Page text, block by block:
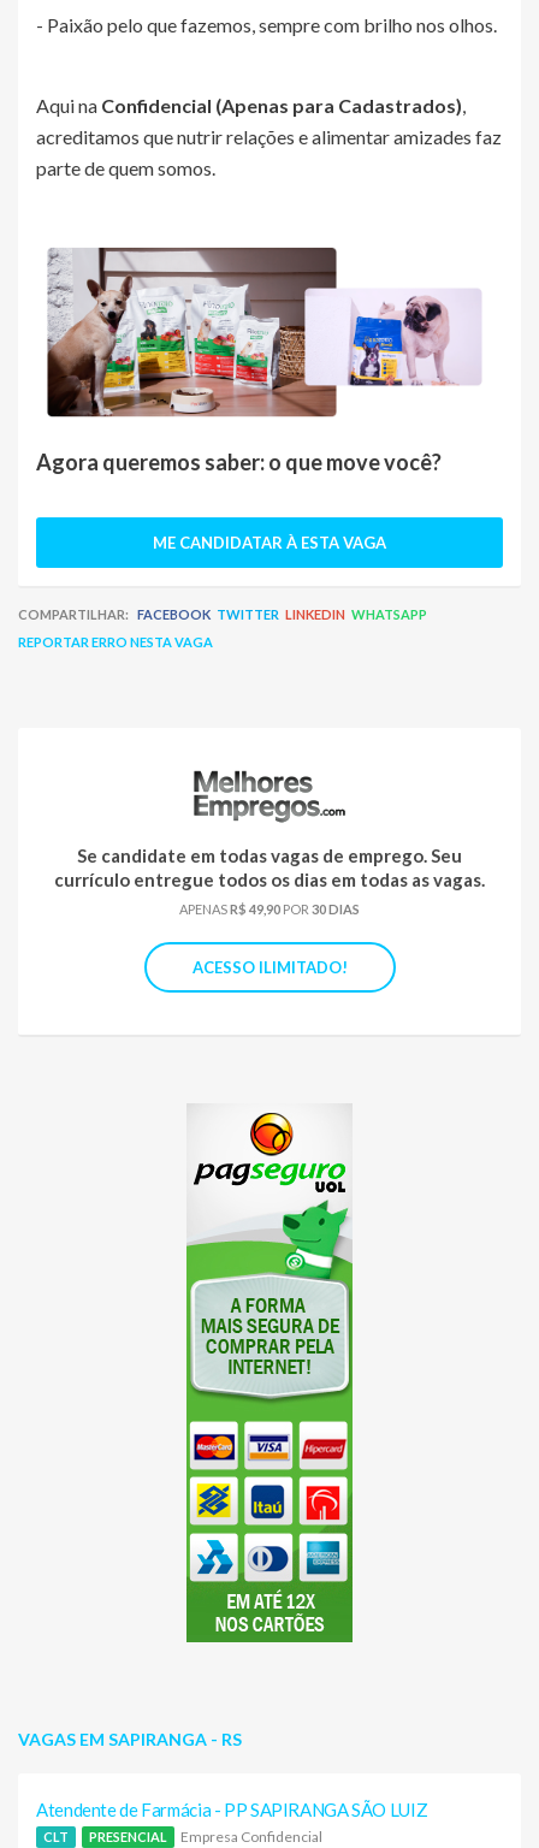
- Paixão pelo que fazemos, sempre com brilho nos olhos.
Aqui na Confidencial (Apenas para Cadastrados),
acreditamos que nutrir relações e alimentar amizades faz
parte de quem somos.
Agora queremos saber: o que move você?
ME CANDIDATAR À ESTA VAGA
COMPARTILHAR: FACEBOOK TWITTER LINKEDIN WHATSAPP
REPORTAR ERRO NESTA VAGA
Se candidate em todas vagas de emprego. Seu
currículo entregue todos os dias em todas as vagas.
APENASR$ 49,90 POR 30 DIAS
ACESSO ILIMITADO!
VAGAS EM SAPIRANGA - RS
Atendente de Farmácia - PP SAPIRANGA SÃO LUIZ
CLT PRESENCIAL Empresa Confidencial